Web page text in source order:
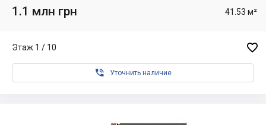
1.1 млн грн 41.53 м²
Этаж 1 / 10 
 Уточнить наличие